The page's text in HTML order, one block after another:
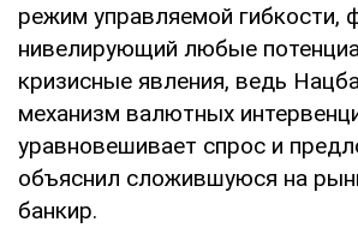
режим управляемой гибкости,
нивелирующий любые
кризисные явления, ведь
механизм валютных
уравновешивает спрос и
объяснил сложившуюся на
банкир.